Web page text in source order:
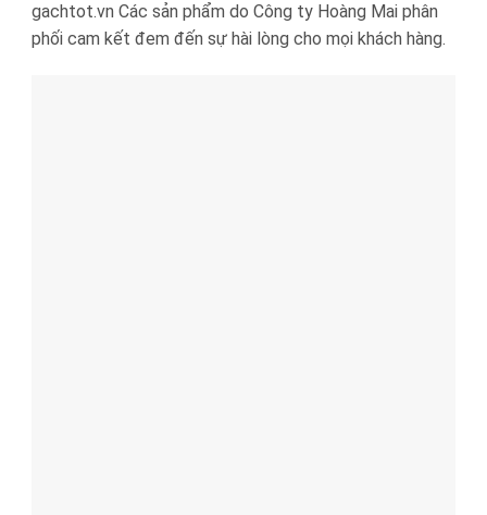
gachtot.vn Các sản phẩm do Công ty Hoàng Mai phân
phối cam kết đem đến sự hài lòng cho mọi khách hàng.